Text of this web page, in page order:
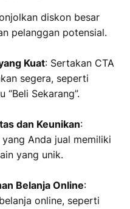
diskon besar
pelanggan potensial.
Kuat: Sertakan CTA
segera, seperti
“Beli Sekarang”.
dan Keunikan:
Anda jual memiliki
yang unik.
Belanja Online:
online, seperti